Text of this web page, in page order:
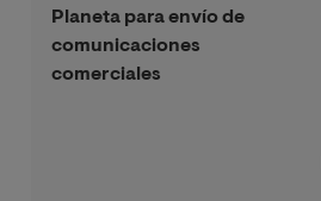
Planeta para envío de
comunicaciones
comerciales